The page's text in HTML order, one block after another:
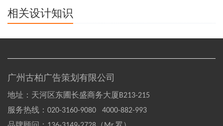
相关设计知识
广州古柏广告策划有限公司
地址：天河区东圃长盛商务大厦B213-215
服务热线： 020-3160-9080 4000-882-993